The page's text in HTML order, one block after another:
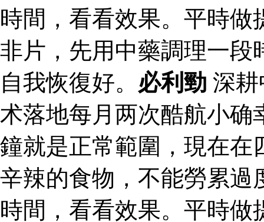
時間，看看效果。平時
非片，先用中藥調理一段
自我恢復好。 必利勁 深
术落地每月两次酷航小确
鐘就是正常範圍，現在在
辛辣的食物，不能勞累過
時間，看看效果。平時